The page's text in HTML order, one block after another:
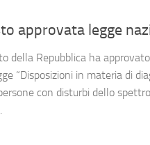
approvata legge
della Repubblica ha
“Disposizioni in materia di
con disturbi dello spettro